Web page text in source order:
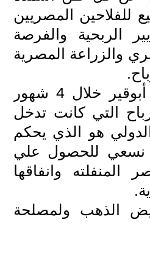
المصريين
الربحية والفرصة
والزراعة المصرية
لماذا باعت مصر ثلث أسهم شركة أبوقير خلال 4 شهور
التي كانت تدخل
هو الذي يحكم
للحصول علي
وانفاقها
الذهب ولمصلحة